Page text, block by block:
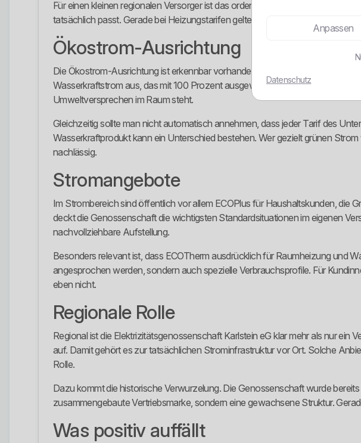
Für einen kleinen regionalen Versorger ist das ordentlich. Es ist kein
tatsächlich passt. Gerade bei Heizungstarifen gelten oft besondere
Ökostrom-Ausrichtung
Die Ökostrom-Ausrichtung ist erkennbar vorhanden, aber man muss sauber
Wasserkraftstrom aus, das mit 100 Prozent ausgewiesen wird. Das ist
Umweltversprechen im Raum steht.
Gleichzeitig sollte man nicht automatisch annehmen, dass jeder Tarif des
Wasserkraftprodukt kann ein Unterschied bestehen. Wer gezielt grünen
nachlässig.
Stromangebote
Im Strombereich sind öffentlich vor allem ECOPlus für Haushaltskunden, die
deckt die Genossenschaft die wichtigsten Standardsituationen im eigenen
nachvollziehbare Aufstellung.
Besonders relevant ist, dass ECOTherm ausdrücklich für Raumheizung und
angesprochen werden, sondern auch spezielle Verbrauchsprofile. Für
eben nicht.
Regionale Rolle
Regional ist die Elektrizitätsgenossenschaft Karlstein eG klar mehr als nur
auf. Damit gehört es zur tatsächlichen Strominfrastruktur vor Ort. Solche
Rolle.
Dazu kommt die historische Verwurzelung. Die Genossenschaft wurde
zusammengebaute Vertriebsmarke, sondern eine gewachsene Struktur.
Was positiv auffällt
Anpassen
Datenschutz